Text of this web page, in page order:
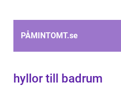
PÅMINTOMT.se
hyllor till badrum